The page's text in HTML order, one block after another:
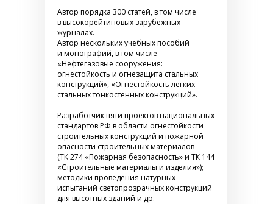
Автор порядка 300 статей, в том числе
в высокорейтиновых зарубежных
журналах.
Автор нескольких учебных пособий
и монографий, в том числе
«Нефтегазовые сооружения:
огнестойкость и огнезащита стальных
конструкций», «Огнестойкость легких
стальных тонкостенных конструкций».
Разработчик пяти проектов национальных
стандартов РФ в области огнестойкости
строительных конструкций и пожарной
опасности строительных материалов
(ТК 274 «Пожарная безопасность» и ТК 144
«Строительные материалы и изделия»);
методики проведения натурных
испытаний светопрозрачных конструкций
для высотных зданий и др.